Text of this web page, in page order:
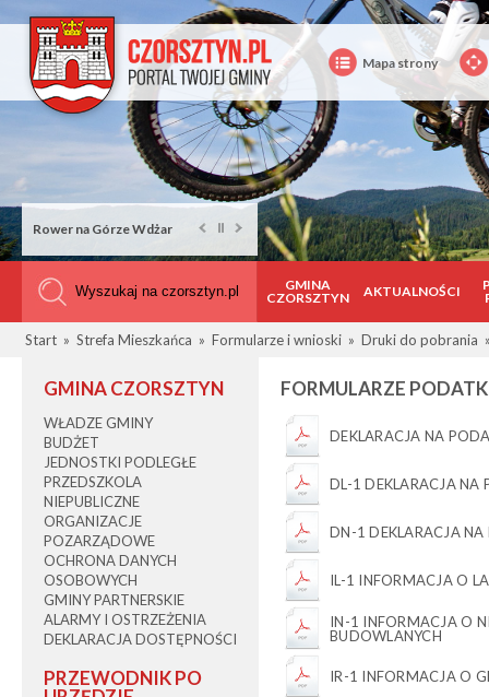
Mapa strony
Rower na Górze Wdżar
GMINA
CZORSZTYN
AKTUALNOŚCI
Start » Strefa Mieszkańca » Formularze i wnioski » Druki do pobrania
GMINA CZORSZTYN
WŁADZE GMINY
BUDŻET
JEDNOSTKI PODLEGŁE
PRZEDSZKOLA
NIEPUBLICZNE
ORGANIZACJE
POZARZĄDOWE
OCHRONA DANYCH
OSOBOWYCH
GMINY PARTNERSKIE
ALARMY I OSTRZEŻENIA
DEKLARACJA DOSTĘPNOŚCI
PRZEWODNIK PO
FORMULARZE
DEKLARACJA NA
DL-1 DEKLARACJA NA
DN-1 DEKLARACJA
IL-1 INFORMACJA O
IN-1 INFORMACJA O
BUDOWLANYCH
IR-1 INFORMACJA O